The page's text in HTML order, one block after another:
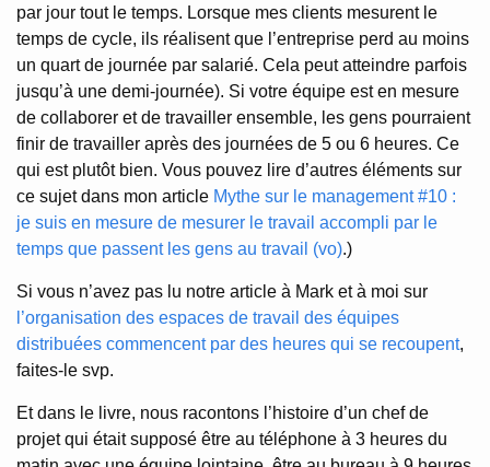
par jour tout le temps. Lorsque mes clients mesurent le
temps de cycle, ils réalisent que l’entreprise perd au moins
un quart de journée par salarié. Cela peut atteindre parfois
jusqu’à une demi-journée). Si votre équipe est en mesure
de collaborer et de travailler ensemble, les gens pourraient
finir de travailler après des journées de 5 ou 6 heures. Ce
qui est plutôt bien. Vous pouvez lire d’autres éléments sur
ce sujet dans mon article Mythe sur le management #10 :
je suis en mesure de mesurer le travail accompli par le
temps que passent les gens au travail (vo).)
Si vous n’avez pas lu notre article à Mark et à moi sur
l’organisation des espaces de travail des équipes
distribuées commencent par des heures qui se recoupent,
faites-le svp.
Et dans le livre, nous racontons l’histoire d’un chef de
projet qui était supposé être au téléphone à 3 heures du